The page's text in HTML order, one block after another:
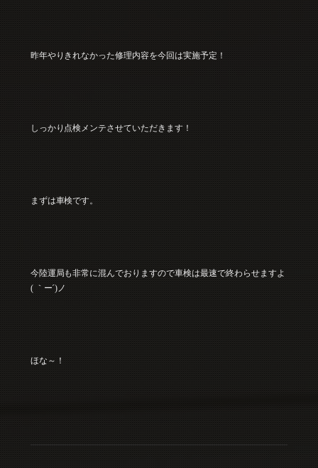
昨年やりきれなかった修理内容を今回は実施予定！
しっかり点検メンテさせていただきます！
まずは車検です。
今陸運局も非常に混んでおりますので車検は最速で終わらせますよ
( ｀ー´)ノ
ほな～！